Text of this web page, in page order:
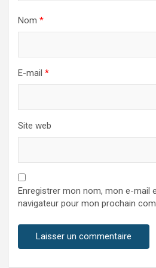
Nom *
E-mail *
Site web
Enregistrer mon nom, mon e-mail
navigateur pour mon prochain